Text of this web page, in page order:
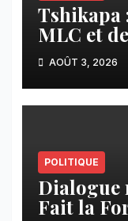
Tshikapa
MLC et
AOÛT 3, 2026
POLITIQUE
Dialogue
Fait la